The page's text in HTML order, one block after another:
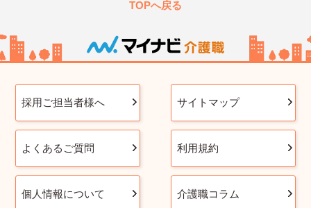
TOPへ戻る
採用ご担当者様へ サイトマップ
よくあるご質問 利用規約
個人情報について 介護職コラム